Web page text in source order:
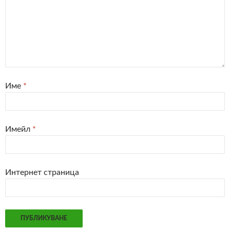
Име *
Имейл *
Интернет страница